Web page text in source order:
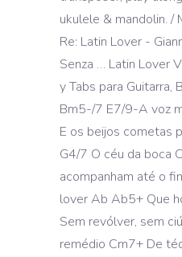
ukulele & mandolin. /
Re: Latin Lover -
Senza … Latin Lover
y Tabs para Guitarra,
Bm5-/7 E7/9-A voz
E os beijos cometas
G4/7 O céu da boca
acompanham até o
lover Ab Ab5+ Que
Sem revólver, sem
remédio Cm7+ De